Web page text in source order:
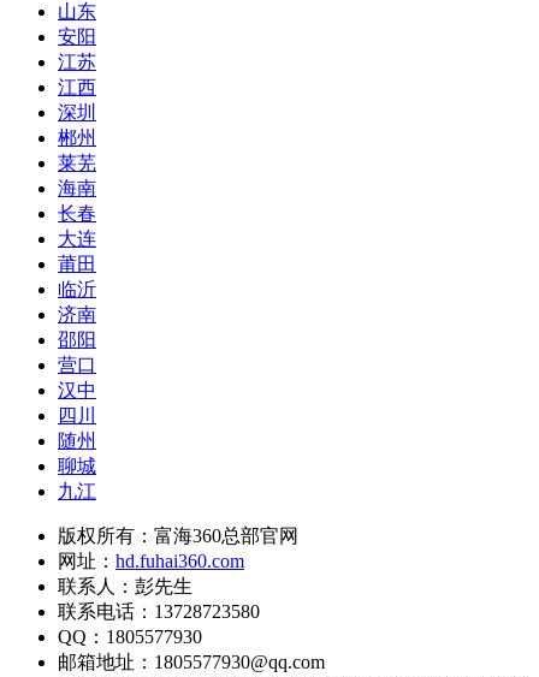
山东
安阳
江苏
江西
深圳
郴州
莱芜
海南
长春
大连
莆田
临沂
济南
邵阳
营口
汉中
四川
随州
聊城
九江
版权所有：富海360总部官网
网址： hd.fuhai360.com
联系人：彭先生
联系电话：13728723580
QQ：1805577930
邮箱地址：1805577930@qq.com